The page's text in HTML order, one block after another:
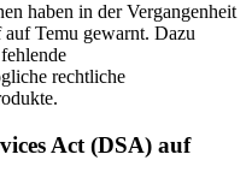
haben in der Vergangenheit
Temu gewarnt. Dazu
rechtliche
Act (DSA) auf